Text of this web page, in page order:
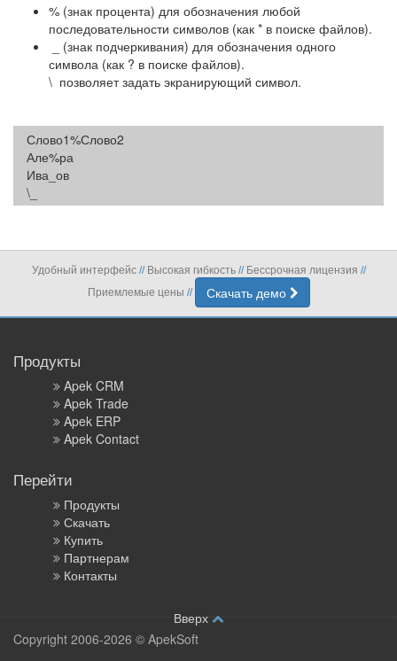
% (знак процента) для обозначения любой
последовательности символов (как * в поиске файлов).
_ (знак подчеркивания) для обозначения одного
символа (как ? в поиске файлов).
\ позволяет задать экранирующий символ.
Слово1%Слово2
Але%ра
Ива_ов
\_
Удобный интерфейс//Высокая гибкость//Бессрочная лицензия //
Приемлемые цены // Скачать демо
Продукты
Apek CRM
Apek Trade
Apek ERP
Apek Contact
Перейти
Продукты
Скачать
Купить
Партнерам
Контакты
Вверх
Copyright 2006-2026 © ApekSoft